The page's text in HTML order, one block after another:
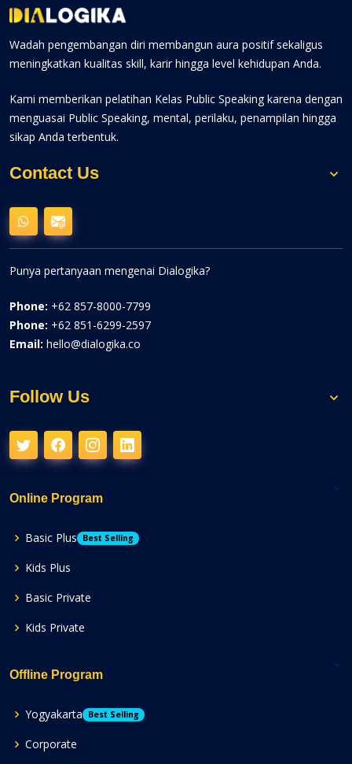
Wadah pengembangan diri membangun aura positif sekaligus
meningkatkan kualitas skill, karir hingga level kehidupan Anda.
Kami memberikan pelatihan Kelas Public Speaking karena dengan
menguasai Public Speaking, mental, perilaku, penampilan hingga
sikap Anda terbentuk.
Contact Us
Punya pertanyaan mengenai Dialogika?
Phone: +62 857-8000-7799
Phone: +62 851-6299-2597
Email: hello@dialogika.co
Follow Us
Online Program
Basic Plus Best Selling
Kids Plus
Basic Private
Kids Private
Offline Program
Yogyakarta Best Selling
Corporate